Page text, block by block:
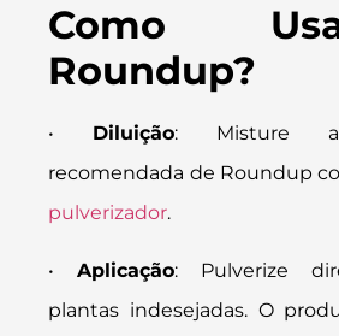
Como
Roundup?
• Diluição: Misture a
recomendada de Roundup
pulverizador.
•Aplicação: Pulverize
plantas indesejadas. O